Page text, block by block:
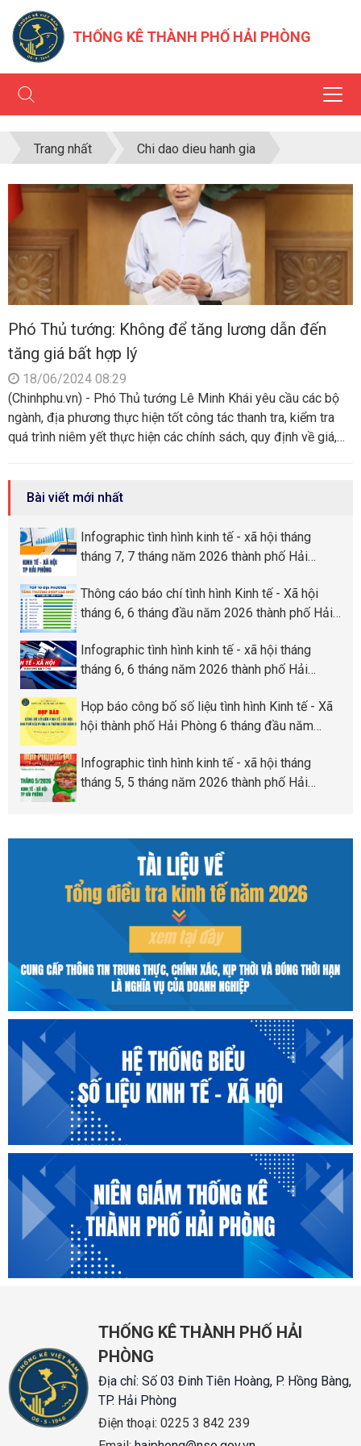
THỐNG KÊ THÀNH PHỐ HẢI PHÒNG
Trang nhất Chi dao dieu hanh gia
Phó Thủ tướng: Không để tăng lương dẫn đến
tăng giá bất hợp lý
18/06/2024 08:29
(Chinhphu.vn) - Phó Thủ tướng Lê Minh Khái yêu cầu các bộ
ngành, địa phương thực hiện tốt công tác thanh tra, kiểm tra
quá trình niêm yết thực hiện các chính sách, quy định về giá,
nghĩa của việc tăng lương.
Bài viết mới nhất
Infographic tình hình kinh tế - xã hội tháng
tháng 7, 7 tháng năm 2026 thành phố Hải
Thông cáo báo chí tình hình Kinh tế - Xã hội
tháng 6, 6 tháng đầu năm 2026 thành phố Hải
Infographic tình hình kinh tế - xã hội tháng
tháng 6, 6 tháng năm 2026 thành phố Hải
Họp báo công bố số liệu tình hình Kinh tế - Xã
hội thành phố Hải Phòng 6 tháng đầu năm
Infographic tình hình kinh tế - xã hội tháng
tháng 5, 5 tháng năm 2026 thành phố Hải
THỐNG KÊ THÀNH PHỐ HẢI
PHÒNG
Địa chỉ: Số 03 Đinh Tiên Hoàng, P. Hồng Bàng,
TP. Hải Phòng
Điện thoại: 0225 3 842 239